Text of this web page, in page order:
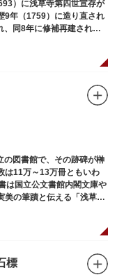
）に浅草寺第四世宣存が
9年（1759）に造り直され
同8年に修補再建された
の図書館で、その跡碑が榊
は11万～13万冊ともいわ
は国立公文書館内閣文庫や
美の筆蹟と伝える「浅草文
標